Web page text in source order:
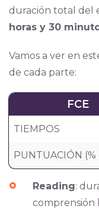
duración total del
horas y 30
Vamos a ver en
de cada parte:
FCE
TIEMPOS
PUNTUACIÓN
Reading:
comprensión